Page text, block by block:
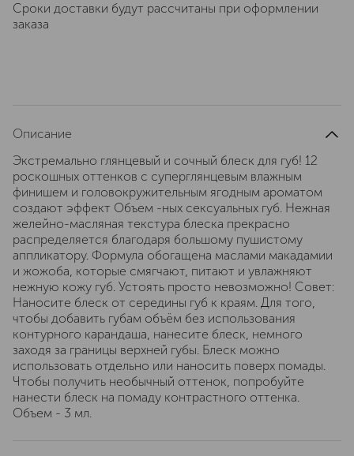
Сроки доставки будут рассчитаны при оформлении
заказа
Описание
Экстремально глянцевый и сочный блеск для губ! 12
роскошных оттенков с суперглянцевым влажным
финишем и головокружительным ягодным ароматом
создают эффект Объем -ных сексуальных губ. Нежная
желейно-масляная текстура блеска прекрасно
распределяется благодаря большому пушистому
аппликатору. Формула обогащена маслами макадамии
и жожоба, которые смягчают, питают и увлажняют
нежную кожу губ. Устоять просто невозможно! Совет:
Наносите блеск от середины губ к краям. Для того,
чтобы добавить губам объём без использования
контурного карандаша, нанесите блеск, немного
заходя за границы верхней губы. Блеск можно
использовать отдельно или наносить поверх помады.
Чтобы получить необычный оттенок, попробуйте
нанести блеск на помаду контрастного оттенка.
Объем - 3 мл.